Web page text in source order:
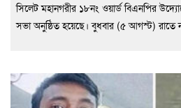
সিলেট মহানগরীর ১৮নং ওয়ার্ড বিএনপির
সভা অনুষ্ঠিত হয়েছে। বুধবার (৫ আগস্ট) রাতে